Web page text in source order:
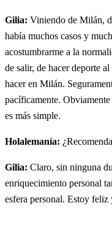
Gilia: Viniendo de Milán,
había muchos casos y
acostumbrarme a la
de salir, de hacer deporte
hacer en Milán.
pacíficamente.
es más simple.
Holalemanía:
Gilia: Claro, sin ninguna
enriquecimiento personal
esfera personal. Estoy feliz